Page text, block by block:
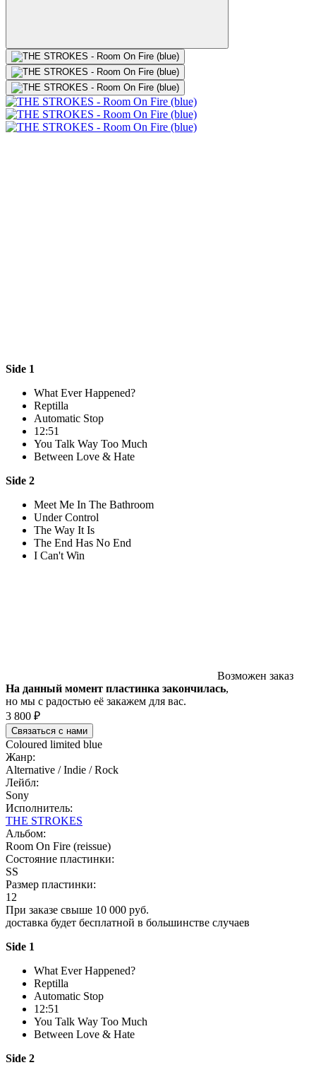
Side 1
What Ever Happened?
Reptilla
Automatic Stop
12:51
You Talk Way Too Much
Between Love & Hate
Side 2
Meet Me In The Bathroom
Under Control
The Way It Is
The End Has No End
I Can't Win
Возможен заказ
На данный момент пластинка закончилась,
но мы с радостью её закажем для вас.
3 800 ₽
Связаться с нами
Coloured limited blue
Жанр:
Alternative / Indie / Rock
Лейбл:
Sony
Исполнитель:
THE STROKES
Альбом:
Room On Fire (reissue)
Состояние пластинки:
SS
Размер пластинки:
12
При заказе свыше 10 000 руб.
доставка будет бесплатной в большинстве случаев
Side 1
What Ever Happened?
Reptilla
Automatic Stop
12:51
You Talk Way Too Much
Between Love & Hate
Side 2